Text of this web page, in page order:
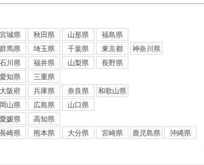
宮城県 秋田県 山形県
福島県
群馬県 埼玉県 千葉県 東京都
神奈川県
石川県 福井県 山梨県
長野県
愛知県
三重県
大阪府 兵庫県 奈良県
和歌山県
岡山県 広島県
山口県
愛媛県
高知県
長崎県 熊本県 大分県 宮崎県 鹿児島県 沖縄県